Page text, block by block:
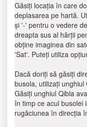
Găsiți locația în care
deplasarea pe hartă.
și '-' pentru o vedere
dreapta sus al hărții
obține imaginea din
'Sat'. Puteți utiliza
Dacă doriți să găsiți
busola, utilizați
Găsiți unghiul Qibla
în timp ce acul busolei
rugăciunea în direcția